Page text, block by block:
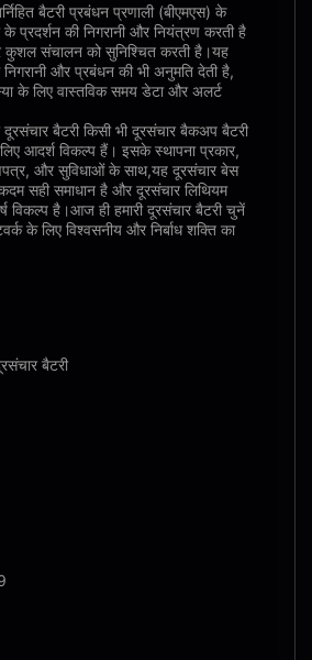
बैटरी प्रबंधन प्रणाली (बीएमएस) के
प्रदर्शन की निगरानी और नियंत्रण करती है
संचालन को सुनिश्चित करती है।यह
निगरानी और प्रबंधन की भी अनुमति देती है,
के लिए वास्तविक समय डेटा और अलर्ट
दूरसंचार बैटरी किसी भी दूरसंचार बैकअप बैटरी
आदर्श विकल्प हैं। इसके स्थापना प्रकार,
और सुविधाओं के साथ,यह दूरसंचार बेस
सही समाधान है और दूरसंचार लिथियम
विकल्प है।आज ही हमारी दूरसंचार बैटरी चुनें
के लिए विश्वसनीय और निर्बाध शक्ति का
बैटरी